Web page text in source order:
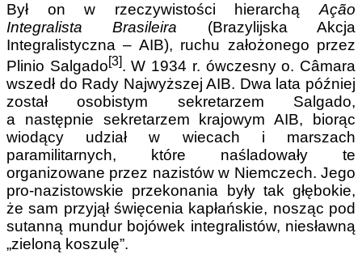
Był on w rzeczywistości hierarchą Ação
Integralista Brasileira (Brazylijska Akcja
Integralistyczna – AIB), ruchu założonego przez
Plinio Salgado[3]. W 1934 r. ówczesny o. Câmara
wszedł do Rady Najwyższej AIB. Dwa lata później
został osobistym sekretarzem Salgado,
a następnie sekretarzem krajowym AIB, biorąc
wiodący udział w wiecach i marszach
paramilitarnych, które naśladowały te
organizowane przez nazistów w Niemczech. Jego
pro-nazistowskie przekonania były tak głębokie,
że sam przyjął święcenia kapłańskie, nosząc pod
sutanną mundur bojówek integralistów, niesławną
„zieloną koszulę”.